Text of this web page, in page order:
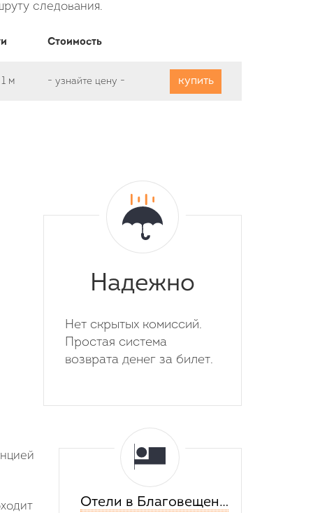
следования.
Стоимость
1 м -узнайте цену - купить
Надежно
Нет скрытых комиссий.
Простая система
возврата денег за билет.
Отели в Благовещенске